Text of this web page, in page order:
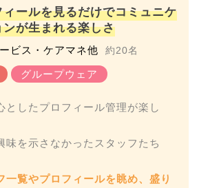
ィールを見るだけでコミュニケ
ンが生まれる楽しさ
ビス・ケアマネ他 約20名
としたプロフィール管理が楽し
味を示さなかったスタッフたち
一覧やプロフィールを眺め、盛り